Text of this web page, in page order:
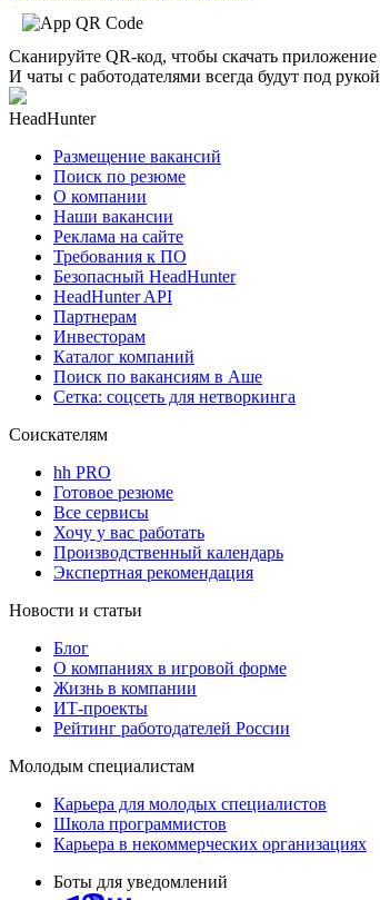
Сканируйте QR-код, чтобы скачать приложение
И чаты с работодателями всегда будут под рукой
HeadHunter
Размещение вакансий
Поиск по резюме
О компании
Наши вакансии
Реклама на сайте
Требования к ПО
Безопасный HeadHunter
HeadHunter API
Партнерам
Инвесторам
Каталог компаний
Поиск по вакансиям в Аше
Сетка: соцсеть для нетворкинга
Соискателям
hh PRO
Готовое резюме
Все сервисы
Хочу у вас работать
Производственный календарь
Экспертная рекомендация
Новости и статьи
Блог
О компаниях в игровой форме
Жизнь в компании
ИТ-проекты
Рейтинг работодателей России
Молодым специалистам
Карьера для молодых специалистов
Школа программистов
Карьера в некоммерческих организациях
Боты для уведомлений